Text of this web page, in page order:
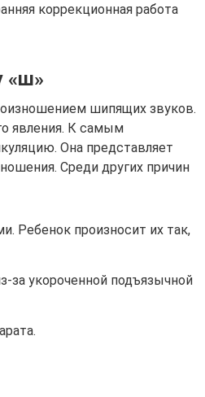
коррекционная работа
«ш»
шипящих звуков.
явления. К самым
Она представляет
Среди других причин
Ребенок произносит их так,
за укороченной подъязычной